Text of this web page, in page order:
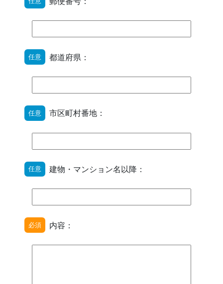
任意 都道府県：
任意 市区町村番地：
任意 建物・マンション名以降：
必須 内容：